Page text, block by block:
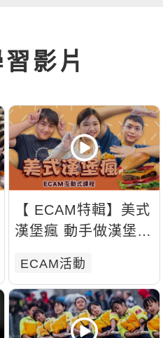
影片
【 ECAM特輯】美式
漢堡瘋 動手做漢堡學
表🍔
ECAM活動